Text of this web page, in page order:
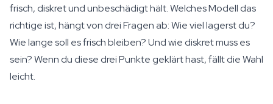
frisch, diskret und unbeschädigt hält. Welches Modell das
richtige ist, hängt von drei Fragen ab: Wie viel lagerst du?
Wie lange soll es frisch bleiben? Und wie diskret muss es
sein? Wenn du diese drei Punkte geklärt hast, fällt die Wahl
leicht.